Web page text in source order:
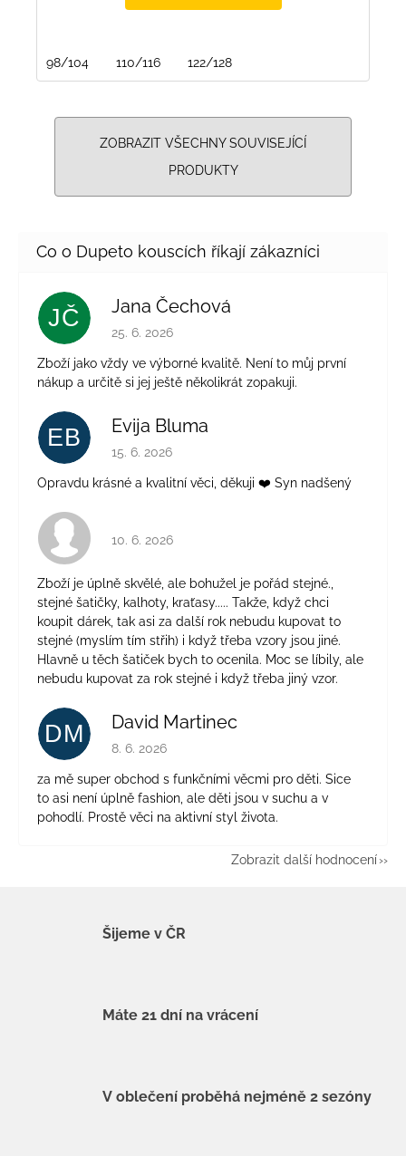
98/104 110/116 122/128
ZOBRAZIT VŠECHNY SOUVISEJÍCÍ
PRODUKTY
JČ Jana Čechová
Hodnocení obchodu je 5 z 5 hvězdiček.
25. 6. 2026
Zboží jako vždy ve výborné kvalitě. Není to můj první
nákup a určitě si jej ještě několikrát zopakuji.
EB Evija Bluma
Hodnocení obchodu je 5 z 5 hvězdiček.
15. 6. 2026
Opravdu krásné a kvalitní věci, děkuji ❤️ Syn nadšený
Hodnocení obchodu je 4 z 5 hvězdiček.
10. 6. 2026
Zboží je úplně skvělé, ale bohužel je pořád stejné.,
stejné šatičky, kalhoty, kraťasy..... Takže, když chci
koupit dárek, tak asi za další rok nebudu kupovat to
stejné (myslím tím střih) i když třeba vzory jsou jiné.
Hlavně u těch šatiček bych to ocenila. Moc se líbily, ale
nebudu kupovat za rok stejné i když třeba jiný vzor.
DM David Martinec
Hodnocení obchodu je 5 z 5 hvězdiček.
8. 6. 2026
za mě super obchod s funkčními věcmi pro děti. Sice
to asi není úplně fashion, ale děti jsou v suchu a v
pohodlí. Prostě věci na aktivní styl života.
Zobrazit další hodnocení
Šijeme v ČR
Máte 21 dní na vrácení
V oblečení proběhá nejméně 2 sezóny